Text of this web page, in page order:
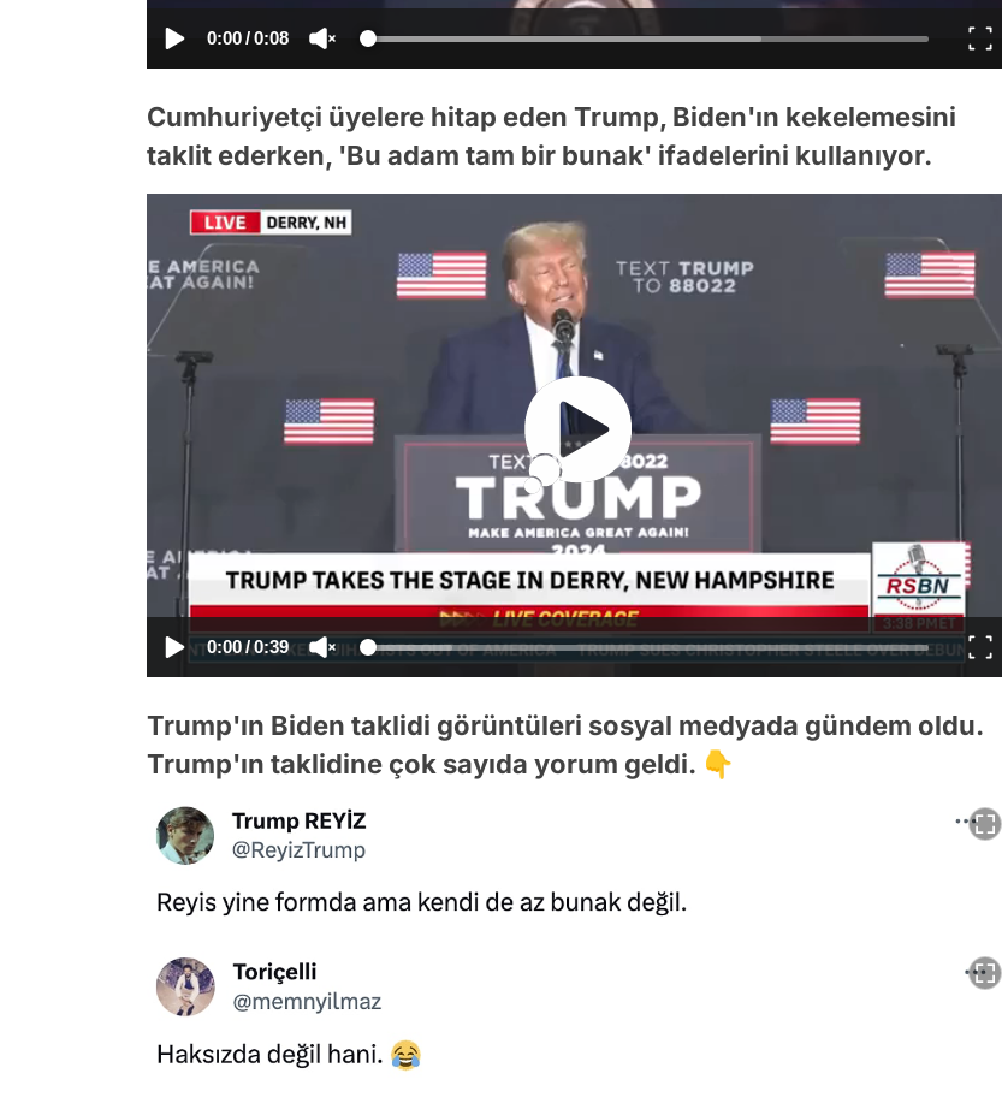
0:00/0:08
Cumhuriyetçi üyelere hitap eden Trump, Biden'ın kekelemesini
taklit ederken, 'Bu adam tam bir bunak' ifadelerini kullanıyor.
0:00/0:39
Trump'ın Biden taklidi görüntüleri sosyal medyada gündem oldu.
Trump'ın taklidine çok sayıda yorum geldi. 👇